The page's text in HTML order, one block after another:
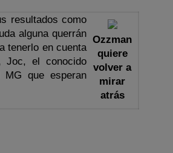
resultados como
alguna querrán
tenerlo en cuenta
Joc, el conocido
que esperan
Ozzman
quiere
volver a
mirar
atrás